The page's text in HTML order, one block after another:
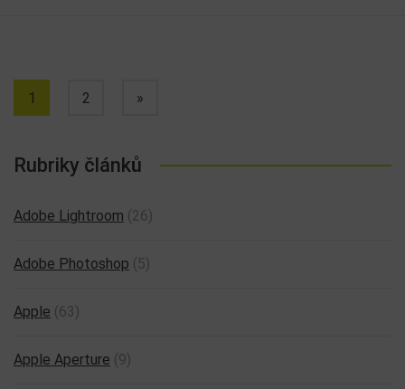
1 2 »
Rubriky článků
Adobe Lightroom (26)
Adobe Photoshop (5)
Apple (63)
Apple Aperture (9)